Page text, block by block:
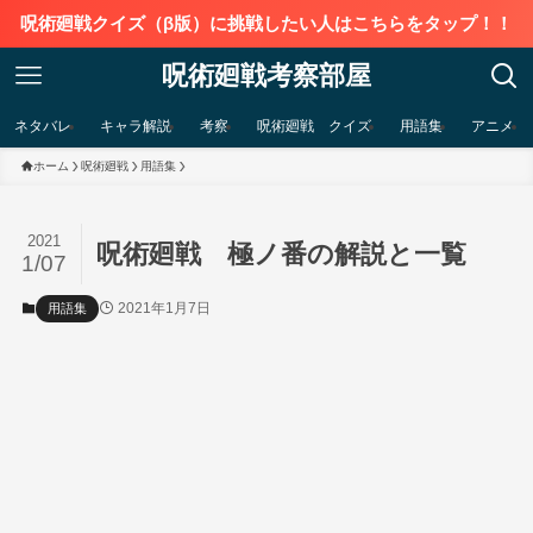
呪術廻戦クイズ（β版）に挑戦したい人はこちらをタップ！！
呪術廻戦考察部屋
ネタバレ キャラ解説 考察 呪術廻戦 クイズ 用語集 アニメ
ホーム 呪術廻戦 用語集
呪術廻戦 極ノ番の解説と一覧
2021
1/07
用語集 2021年1月7日